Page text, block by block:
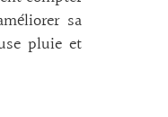
sa
pluie et